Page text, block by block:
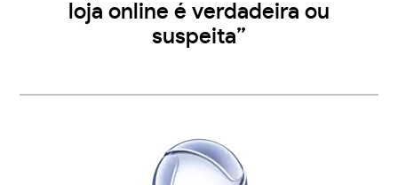
loja online é verdadeira ou
suspeita”